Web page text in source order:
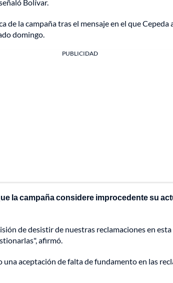
señaló Bolívar.
la campaña tras el mensaje en el que
domingo.
PUBLICIDAD
la campaña considere improcedente su
de desistir de nuestras reclamaciones en
afirmó.
aceptación de falta de fundamento en las